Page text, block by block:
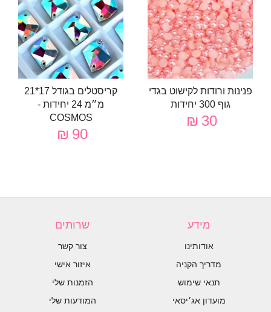
פנינות ורודות לקישוט בגדי
גוף 300 יחידות
30 ₪
קריסטלים בגודל 17*21
מ״מ 24 יחידות -
COSMOS
90 ₪
מידע
אודותינו
מדריך הקניה
תנאי שימוש
מועדון אג׳יסאי
שרותים
צור קשר
איזור אישי
הזמנות שלי
המודעות שלי